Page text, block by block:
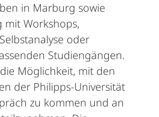
in Marburg sowie
mit Workshops,
oder
Studiengängen.
Möglichkeit, mit den
der Philipps-Universität
zu kommen und an